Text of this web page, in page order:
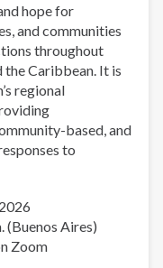
hope for
and communities
throughout
the Caribbean. It is
regional
based, and
to
(Buenos Aires)
Zoom